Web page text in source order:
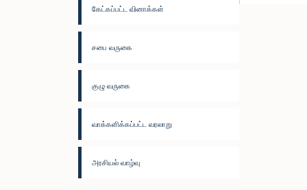
கேட்கப்பட்ட வினாக்கள்
சபை வருகை
குழு வருகை
வாக்களிக்கப்பட்ட வரலாறு
அரசியல் வாழ்வு